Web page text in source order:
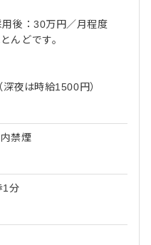
後：30万円／月程度
んどです。
夜は時給1500円）
内禁煙
1分